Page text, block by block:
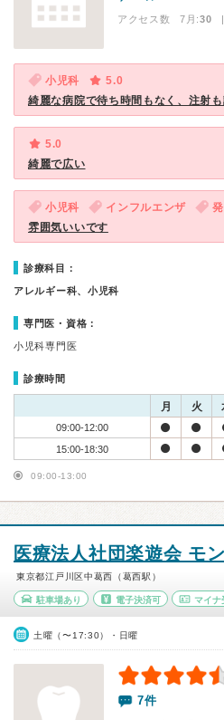
アクセス数 7月:30 |
小児科
5.0
綺麗な病院で待ち時間もなく、注射も
5.0
綺麗で広い
小児科 インフルエンザ
雰囲気いいです
診療科目：
アレルギー科、小児科
専門医・資格：
小児科専門医
診療時間
月 火
09:00-12:00
15:00-18:30
09:00-13:00
医療法人社団楽遊会 モ
東京都江戸川区中葛西（葛西駅）
駐車場あり 電子決済可 マイナ
土曜（〜17:30）・日曜
7件